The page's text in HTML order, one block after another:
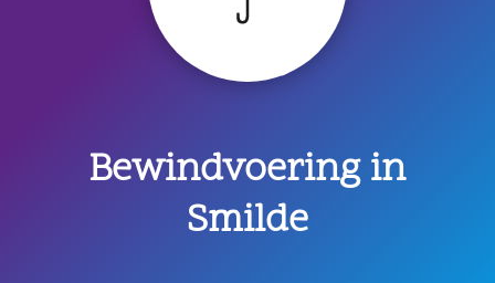
Bewindvoering in
Smilde